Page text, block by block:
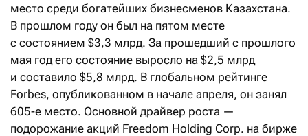
место среди богатейших бизнесменов Казахстана.
В прошлом году он был на пятом месте
с состоянием $3,3 млрд. За прошедший с прошлого
мая год его состояние выросло на $2,5 млрд
и составило $5,8 млрд. В глобальном рейтинге
Forbes, опубликованном в начале апреля, он занял
605-е место. Основной драйвер роста —
подорожание акций Freedom Holding Corp. на бирже